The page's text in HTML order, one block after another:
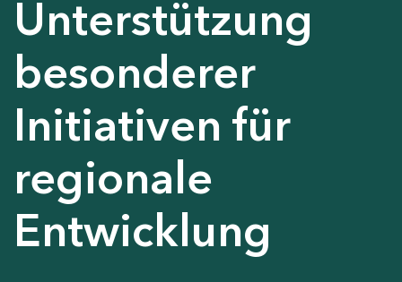
Unterstützung
besonderer
Initiativen für
regionale
Entwicklung